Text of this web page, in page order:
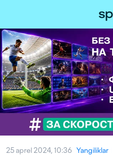
25 aprel 2024, 10:36 Yangiliklar